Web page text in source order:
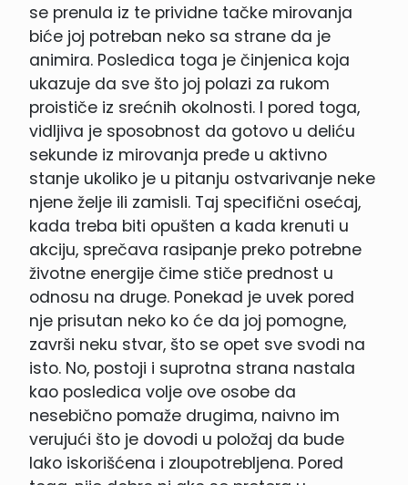
se prenula iz te prividne tačke mirovanja
biće joj potreban neko sa strane da je
animira. Posledica toga je činjenica koja
ukazuje da sve što joj polazi za rukom
proističe iz srećnih okolnosti. I pored toga,
vidljiva je sposobnost da gotovo u deliću
sekunde iz mirovanja pređe u aktivno
stanje ukoliko je u pitanju ostvarivanje neke
njene želje ili zamisli. Taj specifični osećaj,
kada treba biti opušten a kada krenuti u
akciju, sprečava rasipanje preko potrebne
životne energije čime stiče prednost u
odnosu na druge. Ponekad je uvek pored
nje prisutan neko ko će da joj pomogne,
završi neku stvar, što se opet sve svodi na
isto. No, postoji i suprotna strana nastala
kao posledica volje ove osobe da
nesebično pomaže drugima, naivno im
verujući što je dovodi u položaj da bude
lako iskorišćena i zloupotrebljena. Pored